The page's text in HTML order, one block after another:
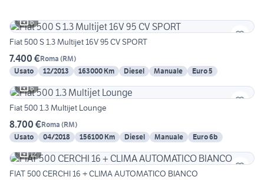
6
Fiat 500 S 1.3 Multijet 16V 95 CV SPORT
7.400 €Roma (RM)
Usato
12/2013 163000 Km Diesel Manuale
Euro 5
6
Fiat 500 1.3 Multijet Lounge
8.700 €Roma (RM)
Usato
04/2018 156100 Km Diesel Manuale
Euro 6b
12
FIAT 500 CERCHI 16 + CLIMA AUTOMATICO BIANCO